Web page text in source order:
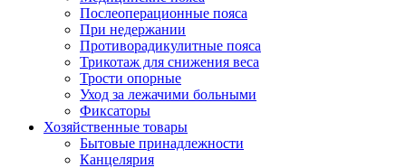
Послеоперационные пояса
При недержании
Противорадикулитные пояса
Трикотаж для снижения веса
Трости опорные
Уход за лежачими больными
Фиксаторы
Хозяйственные товары
Бытовые принадлежности
Канцелярия